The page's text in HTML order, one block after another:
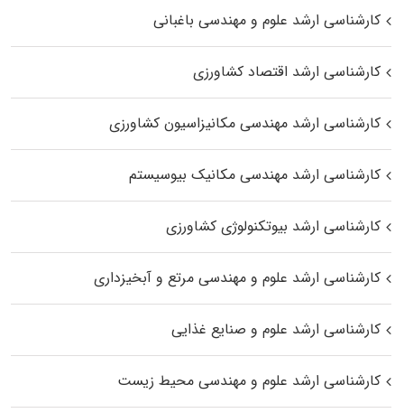
کارشناسی ارشد علوم و مهندسی باغبانی
کارشناسی ارشد اقتصاد کشاورزی
کارشناسی ارشد مهندسی مکانیزاسیون کشاورزی
کارشناسی ارشد مهندسی مکانیک بیوسیستم
کارشناسی ارشد بیوتکنولوژی کشاورزی
کارشناسی ارشد علوم و مهندسی مرتع و آبخیزداری
کارشناسی ارشد علوم و صنایع غذایی
کارشناسی ارشد علوم و مهندسی محیط زیست